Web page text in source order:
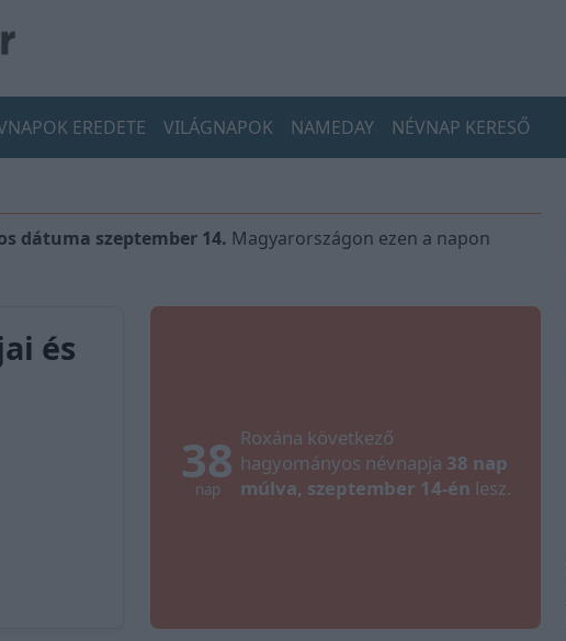
EREDETE VILÁGNAPOK NAMEDAY NÉVNAP KERESŐ
dátuma szeptember 14. Magyarországon ezen a napon
és
38
nap
Roxána következő
hagyományos névnapja 38 nap
múlva, szeptember 14-én lesz.